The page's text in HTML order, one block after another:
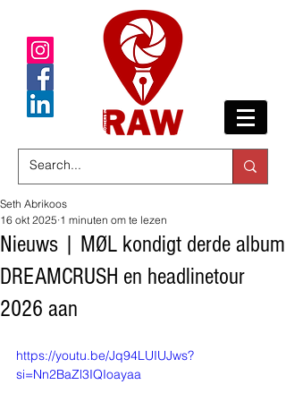
Nieuws | MØL kondigt derde album
DREAMCRUSH en headlinetour
2026 aan
Seth Abrikoos
16 okt 2025 1 minuten om te lezen
https://youtu.be/Jq94LUIUJws?
si=Nn2BaZl3IQIoayaa